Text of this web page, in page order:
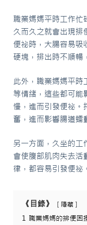
職業媽媽平時工作忙
久而久之就會出現排
便祕時，大腸容易吸
硬塊，排出時不順暢
此外，職業媽媽平時
等情緒，這些都可能
慢，進而引發便祕。
奮，進而影響腸道蠕
另一方面，久坐的工
會使腹部肌肉失去活
律，都容易引發便祕
《目錄》 隱藏
1 職業媽媽的排便困